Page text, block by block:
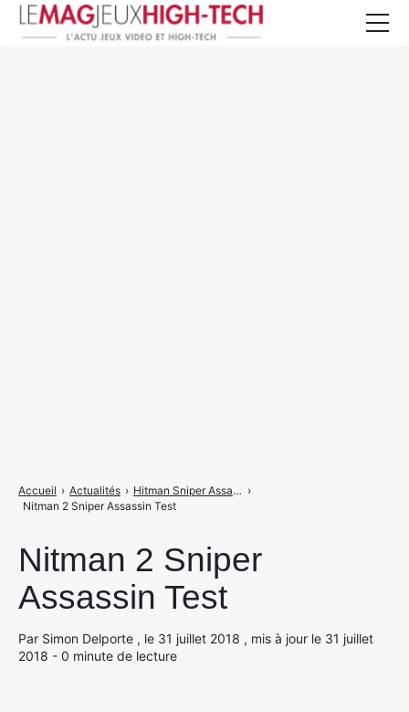
Nitman 2 Sniper
Assassin Test
Par Simon Delporte , le 31 juillet 2018 , mis à jour le 31 juillet
2018 - 0 minute de lecture
Accueil › Actualités › Hitman Sniper Assassin, notre avis sur le bonus de précommande d'Hitman 2 ›
Nitman 2 Sniper Assassin Test